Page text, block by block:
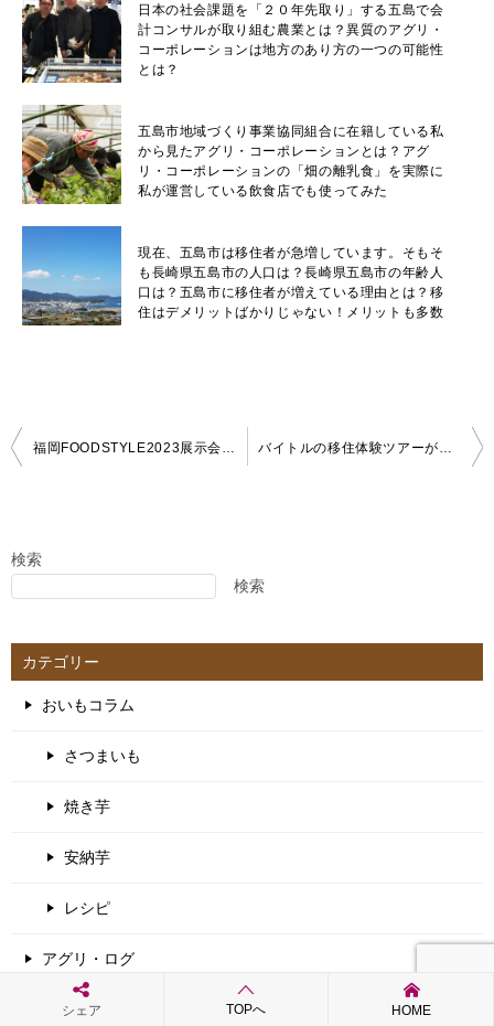
日本の社会課題を「２０年先取り」する五島で会
計コンサルが取り組む農業とは？異質のアグリ・
コーポレーションは地方のあり方の一つの可能性
とは？
五島市地域づくり事業協同組合に在籍している私
から見たアグリ・コーポレーションとは？アグ
リ・コーポレーションの「畑の離乳食」を実際に
私が運営している飲食店でも使ってみた
現在、五島市は移住者が急増しています。そもそ
も長崎県五島市の人口は？長崎県五島市の年齢人
口は？五島市に移住者が増えている理由とは？移
住はデメリットばかりじゃない！メリットも多数
投
稿
ゲ
ョ
ン
検索
検索
カテゴリー
おいもコラム
さつまいも
焼き芋
安納芋
レシピ
アグリ・ログ
会社のこと
シェア TOPへ HOME